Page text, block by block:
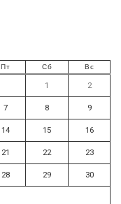
Пт Сб Вс
1 2
7 8 9
14 15 16
21 22 23
28 29 30